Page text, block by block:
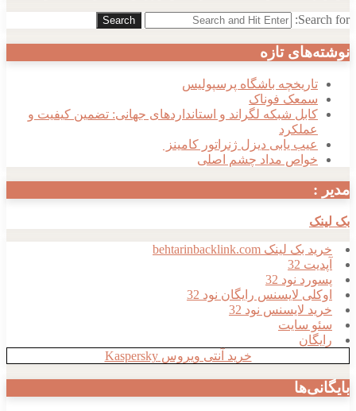
Search for:
Search
نوشته‌های تازه
تاریخچه باشگاه پرسپولیس
سمعک فوناک
کابل شبکه لگراند و استانداردهای جهانی: تضمین کیفیت و
عملکرد
عیب یابی دیزل ژنراتور کامینز
خواص مداد چشم اصلی
مدیر :
بک لینک
خرید بک لینک behtarinbacklink.com
آپدیت 32
پسورد نود 32
اوکلی لایسنس رایگان نود 32
خرید لایسنس نود 32
سئو سایت
رایگان
خرید آنتی ویروس Kaspersky
بایگانی‌ها